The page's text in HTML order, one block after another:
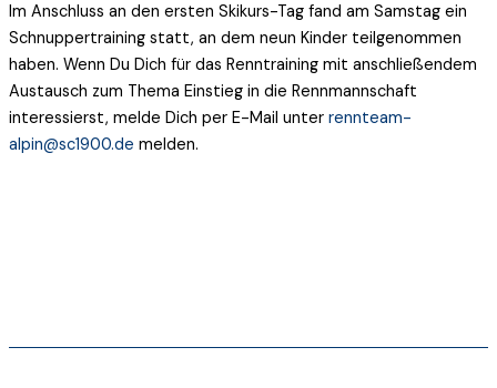
Im Anschluss an den ersten Skikurs-Tag fand am Samstag ein
Schnuppertraining statt, an dem neun Kinder teilgenommen
haben. Wenn Du Dich für das Renntraining mit anschließendem
Austausch zum Thema Einstieg in die Rennmannschaft
interessierst, melde Dich per E-Mail unter rennteam-
alpin@sc1900.de melden.